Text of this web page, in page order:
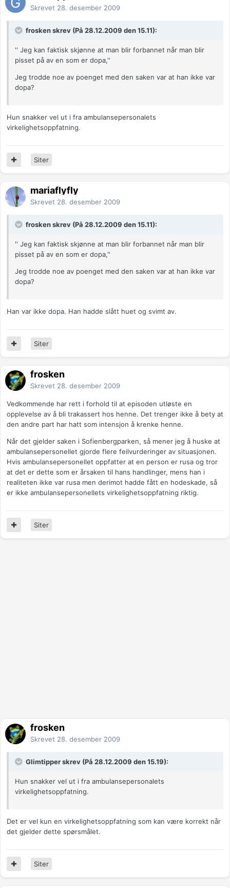
Skrevet 28. desember 2009
frosken skrev (På 28.12.2009 den 15.11):
'' Jeg kan faktisk skjønne at man blir forbannet når man blir
pisset på av en som er dopa,''
Jeg trodde noe av poenget med den saken var at han ikke var
dopa?
Hun snakker vel ut i fra ambulansepersonalets
virkelighetsoppfatning.
Siter
mariaflyfly
Skrevet 28. desember 2009
frosken skrev (På 28.12.2009 den 15.11):
'' Jeg kan faktisk skjønne at man blir forbannet når man blir
pisset på av en som er dopa,''
Jeg trodde noe av poenget med den saken var at han ikke var
dopa?
Han var ikke dopa. Han hadde slått huet og svimt av.
Siter
frosken
Skrevet 28. desember 2009
Vedkommende har rett i forhold til at episoden utløste en
opplevelse av å bli trakassert hos henne. Det trenger ikke å bety at
den andre part har hatt som intensjon å krenke henne.
Når det gjelder saken i Sofienbergparken, så mener jeg å huske at
ambulansepersonellet gjorde flere feilvurderinger av situasjonen.
Hvis ambulansepersonellet oppfatter at en person er rusa og tror
at det er dette som er årsaken til hans handlinger, mens han i
realiteten ikke var rusa men derimot hadde fått en hodeskade, så
er ikke ambulansepersonellets virkelighetsoppfatning riktig.
Siter
frosken
Skrevet 28. desember 2009
Glimtipper skrev (På 28.12.2009 den 15.19):
Hun snakker vel ut i fra ambulansepersonalets
virkelighetsoppfatning.
Det er vel kun en virkelighetsoppfatning som kan være korrekt når
det gjelder dette spørsmålet.
Siter